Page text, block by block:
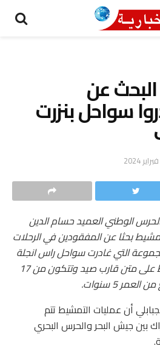
عن
سواحل بنزرت
الوطني العميد حسام الدين
بحثا عن المفقودين في الرحلات
التي غادرت سواحل راس انجلة
ببنزرت مطلع الأسبوع الفارط على متن قارب صيد وتتكون من 17
5 سنوات.
أن عمليات التمشيط تتم
بين جيش البحر والحرس البحري